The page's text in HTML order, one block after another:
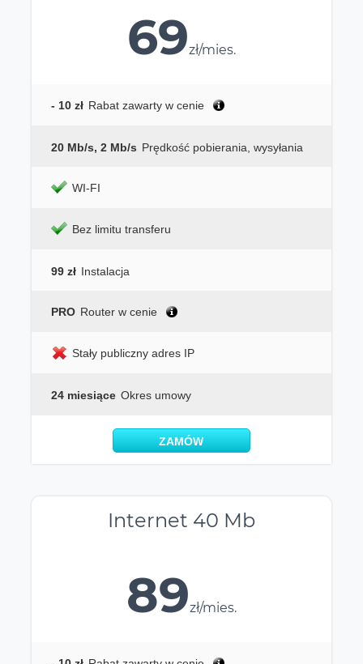
69zł/mies.
- 10 zł Rabat zawarty w cenie
20 Mb/s, 2 Mb/s Prędkość pobierania, wysyłania
WI-FI
Bez limitu transferu
99 zł Instalacja
PRO Router w cenie
Stały publiczny adres IP
24 miesiące Okres umowy
ZAMÓW
Internet 40 Mb
89zł/mies.